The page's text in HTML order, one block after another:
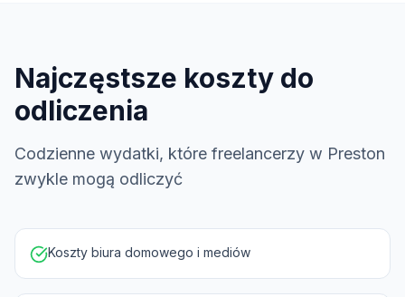
Najczęstsze koszty do
odliczenia
Codzienne wydatki, które freelancerzy w Preston
zwykle mogą odliczyć
Koszty biura domowego i mediów